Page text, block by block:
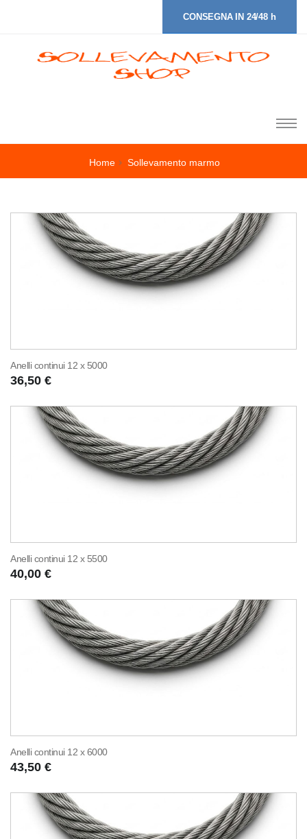
CONSEGNA IN 24/48 h
Home Sollevamento marmo
Anelli continui 12 x 5000
36,50 €
Anelli continui 12 x 5500
40,00 €
Anelli continui 12 x 6000
43,50 €